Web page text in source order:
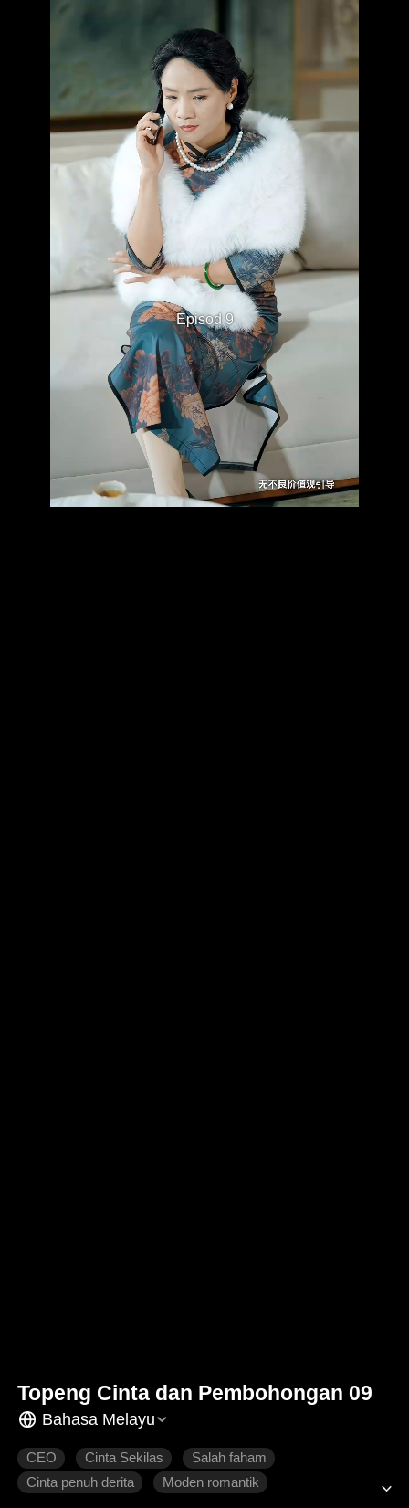
Episod 9
Topeng Cinta dan Pembohongan 09
Bahasa Melayu
CEO Cinta Sekilas
Salah faham
Cinta penuh derita
Moden romantik